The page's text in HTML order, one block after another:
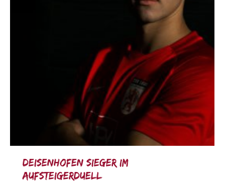
Deisenhofen Sieger im
Aufsteigerduell